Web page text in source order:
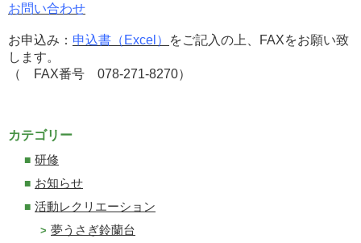
お問い合わせ
お申込み： 申込書（Excel）
をご記入の上、FAXをお願い致
します。
（ FAX番号 078-271-8270）
カテゴリー
研修
お知らせ
活動レクリエーション
夢うさぎ鈴蘭台